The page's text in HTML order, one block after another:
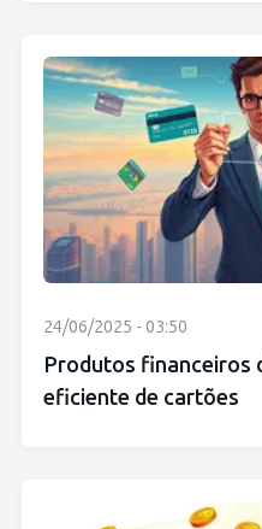
24/06/2025 - 03:50
Produtos financeiros
eficiente de cartões